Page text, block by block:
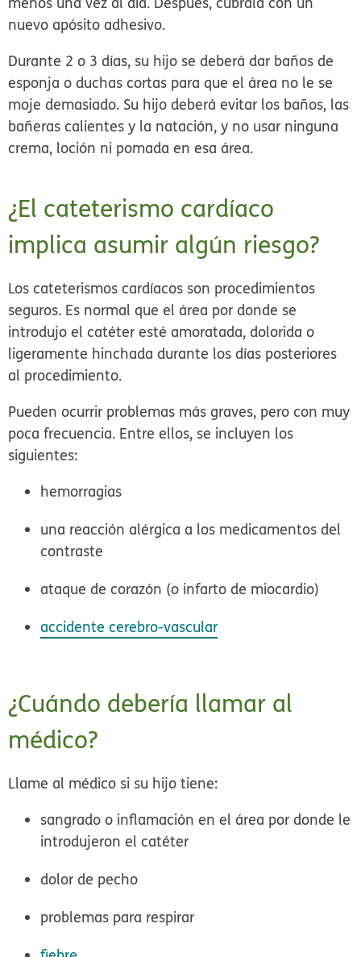
nuevo apósito adhesivo.
Durante 2 o 3 días, su hijo se deberá dar baños de
esponja o duchas cortas para que el área no le se
moje demasiado. Su hijo deberá evitar los baños, las
bañeras calientes y la natación, y no usar ninguna
crema, loción ni pomada en esa área.
¿El cateterismo cardíaco
implica asumir algún riesgo?
Los cateterismos cardíacos son procedimientos
seguros. Es normal que el área por donde se
introdujo el catéter esté amoratada, dolorida o
ligeramente hinchada durante los días posteriores
al procedimiento.
Pueden ocurrir problemas más graves, pero con muy
poca frecuencia. Entre ellos, se incluyen los
siguientes:
hemorragias
una reacción alérgica a los medicamentos del
contraste
ataque de corazón (o infarto de miocardio)
accidente cerebro-vascular
¿Cuándo debería llamar al
médico?
Llame al médico si su hijo tiene:
sangrado o inflamación en el área por donde le
introdujeron el catéter
dolor de pecho
problemas para respirar